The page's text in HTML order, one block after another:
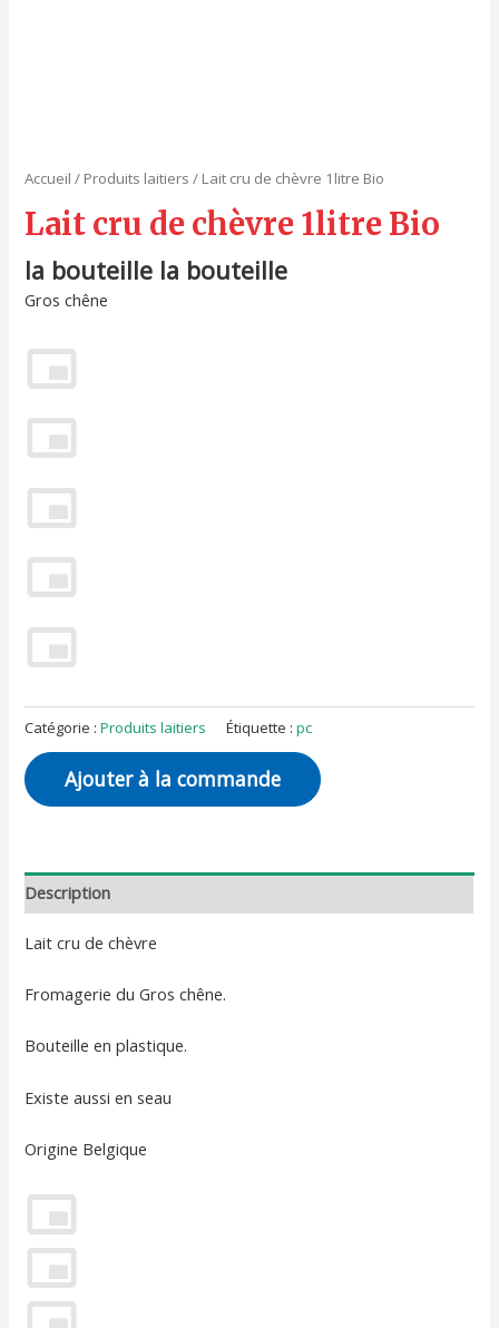
Accueil / Produits laitiers / Lait cru de chèvre 1litre Bio
Lait cru de chèvre 1litre Bio
la bouteille la bouteille
Gros chêne
Catégorie :Produits laitiers Étiquette :pc
Ajouter à la commande
Description
Lait cru de chèvre
Fromagerie du Gros chêne.
Bouteille en plastique.
Existe aussi en seau
Origine Belgique